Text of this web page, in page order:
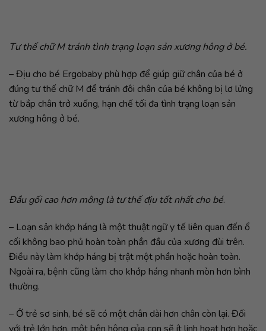
Tư thế chữ M tránh tình trạng loạn sản xương hông ở bé.
– Địu cho bé Ergobaby phù hợp để giúp giữ chân của bé ở
đúng tư thế chữ M để tránh đôi chân của bé không bị lơ lửng
từ bắp chân trở xuống, hạn chế tối đa tình trạng loạn sản
xương hông ở bé.
Đầu gối cao hơn mông là tư thế địu tốt nhất cho bé.
– Loạn sản khớp háng là một thuật ngữ y tế liên quan đến ổ
cối không bao phủ hoàn toàn phần đầu của xương đùi trên.
Điều này làm khớp háng bị trật một phần hoặc hoàn toàn.
Ngoài ra, bệnh cũng làm cho khớp háng nhanh mòn hơn bình
thường.
– Ở trẻ sơ sinh, bé sẽ có một chân dài hơn chân còn lại. Đối